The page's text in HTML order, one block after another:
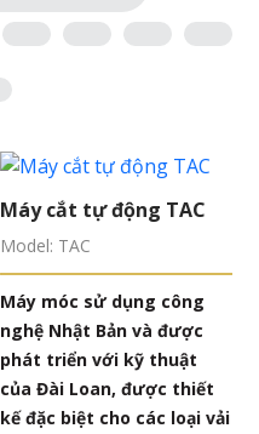
Máy cắt tự động TAC
Model: TAC
Máy móc sử dụng công
nghệ Nhật Bản và được
phát triển với kỹ thuật
của Đài Loan, được thiết
kế đặc biệt cho các loại vải